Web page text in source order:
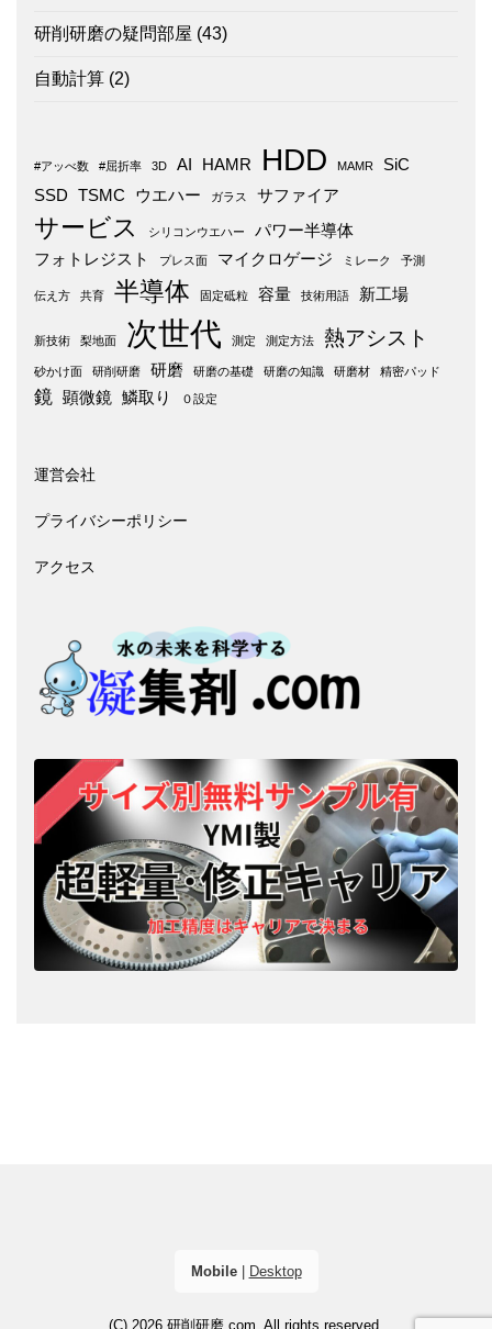
研削研磨の疑問部屋 (43)
自動計算 (2)
#アッべ数 #屈折率 3D AI HAMR HDD MAMR
SiC
SSD
TSMC ウエハー ガラス サファイア
サービス シリコンウエハー
パワー半導体
フォトレジスト
プレス面 マイクロゲージ ミレーク 予測
伝え方 共育 半導体 固定砥粒 容量 技術用語 新工場
新技術 梨地面 次世代 測定 測定方法 熱アシスト
砂かけ面 研削研磨 研磨 研磨の基礎 研磨の知識 研磨材 精密パッド
鏡 顕微鏡 鱗取り ０設定
運営会社
プライバシーポリシー
アクセス
Mobile| Desktop
(C) 2026 研削研磨.com . All rights reserved.